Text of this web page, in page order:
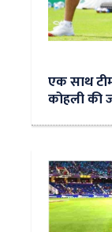
एक साथ
कोहली की